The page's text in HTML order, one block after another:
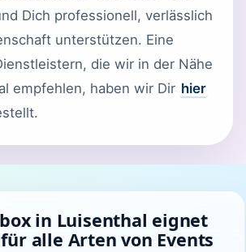
Dich professionell, verlässlich
unterstützen. Eine
die wir in der Nähe
empfehlen, haben wir Dir hier
in Luisenthal eignet
alle Arten von Events